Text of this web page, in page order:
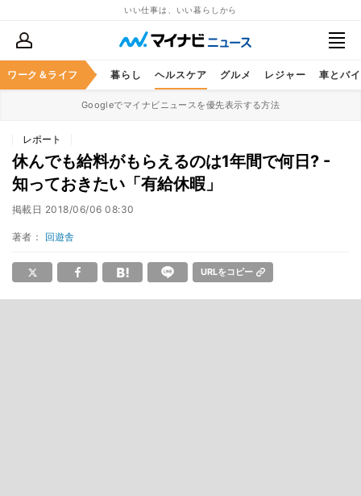
いい仕事は、いい暮らしから
ワーク＆ライフ
ススキル マネー 暮らし ヘルスケア グルメ レジャー 車とバ
Googleでマイナビニュースを優先表示する方法
レポート
休んでも給料がもらえるのは1年間で何日? -
知っておきたい「有給休暇」
掲載日 2018/06/06 08:30
著者： 回遊舎
URLをコピー